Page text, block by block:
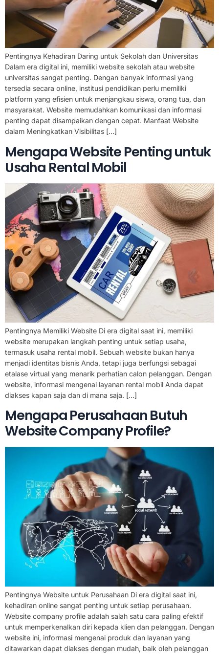
Pentingnya Kehadiran Daring untuk Sekolah dan Universitas
Dalam era digital ini, memiliki website sekolah atau website
universitas sangat penting. Dengan banyak informasi yang
tersedia secara online, institusi pendidikan perlu memiliki
platform yang efisien untuk menjangkau siswa, orang tua, dan
masyarakat. Website memudahkan komunikasi dan informasi
penting dapat disampaikan dengan cepat. Manfaat Website
dalam Meningkatkan Visibilitas […]
Mengapa Website Penting untuk
Usaha Rental Mobil
Pentingnya Memiliki Website Di era digital saat ini, memiliki
website merupakan langkah penting untuk setiap usaha,
termasuk usaha rental mobil. Sebuah website bukan hanya
menjadi identitas bisnis Anda, tetapi juga berfungsi sebagai
etalase virtual yang menarik perhatian calon pelanggan. Dengan
website, informasi mengenai layanan rental mobil Anda dapat
diakses kapan saja dan di mana saja. […]
Mengapa Perusahaan Butuh
Website Company Profile?
Pentingnya Website untuk Perusahaan Di era digital saat ini,
kehadiran online sangat penting untuk setiap perusahaan.
Website company profile adalah salah satu cara paling efektif
untuk memperkenalkan diri kepada klien dan pelanggan. Dengan
website ini, informasi mengenai produk dan layanan yang
ditawarkan dapat diakses dengan mudah, baik oleh pelanggan